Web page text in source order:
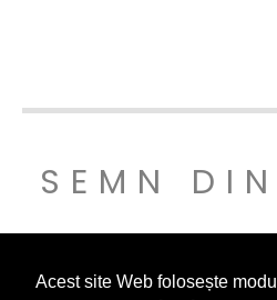
Acest site Web folosește
SEMN